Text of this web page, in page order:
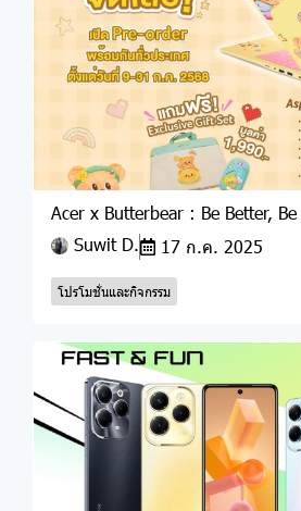
Acer x Butterbear : Be Better, Be
Suwit D.
17 ก.ค. 2025
โปรโมชั่นและกิจกรรม